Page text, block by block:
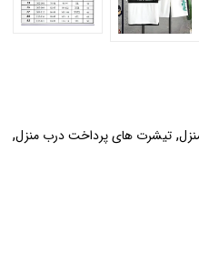
, تیشرت های پرداخت درب منزل,